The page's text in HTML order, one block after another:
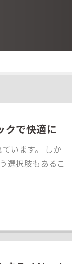
クで快適に
います。 しか
選択肢もあるこ